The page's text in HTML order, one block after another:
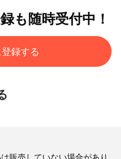
も随時受付中！
録する
販売していない場合があり